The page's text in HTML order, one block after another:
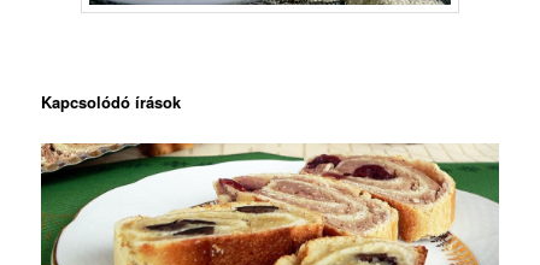
Kapcsolódó írások